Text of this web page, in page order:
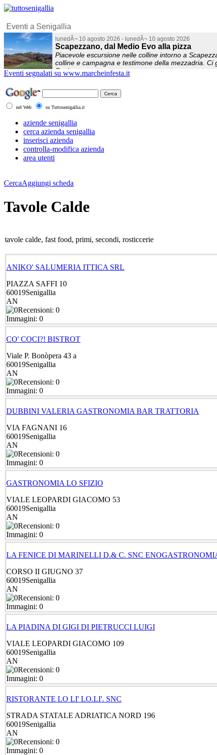
Eventi segnalati su www.marcheinfesta.it
nel Web su Tuttosenigallia.it
aziende senigallia
cerca azienda senigallia
inserisci azienda
controlla-modifica azienda
area utenti
CercaAggiungi scheda
Tavole Calde
tavole calde, fast food, primi, secondi, rosticcerie
ANIKO' SALUMERIA ITTICA SRL
PIAZZA SAFFI 10
60019Senigallia
AN
Recensioni: 0
Immagini: 0
CO' COCI?! BISTROT
Viale P. Bonòpera 43 a
60019Senigallia
AN
Recensioni: 0
Immagini: 0
DUBBINI VALERIA GASTRONOMIA BAR TRATTORIA
VIA FAGNANI 16
60019Senigallia
AN
Recensioni: 0
Immagini: 0
GASTRONOMIA LO SFIZIO
VIALE LEOPARDI GIACOMO 53
60019Senigallia
AN
Recensioni: 0
Immagini: 0
LA FENICE DI MARINELLI D.& C. SNC
CORSO II GIUGNO 37
60019Senigallia
AN
Recensioni: 0
Immagini: 0
LA PIADINA DI GIGI DI PIETRUCCI LUIGI
VIALE LEOPARDI GIACOMO 109
60019Senigallia
AN
Recensioni: 0
Immagini: 0
RISTORANTE LO LI' LO.LI'. SNC
STRADA STATALE ADRIATICA NORD 196
60019Senigallia
AN
Recensioni: 0
Immagini: 0